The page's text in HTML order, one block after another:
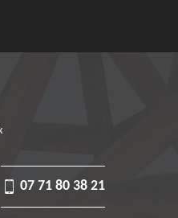
07 71 80 38 21